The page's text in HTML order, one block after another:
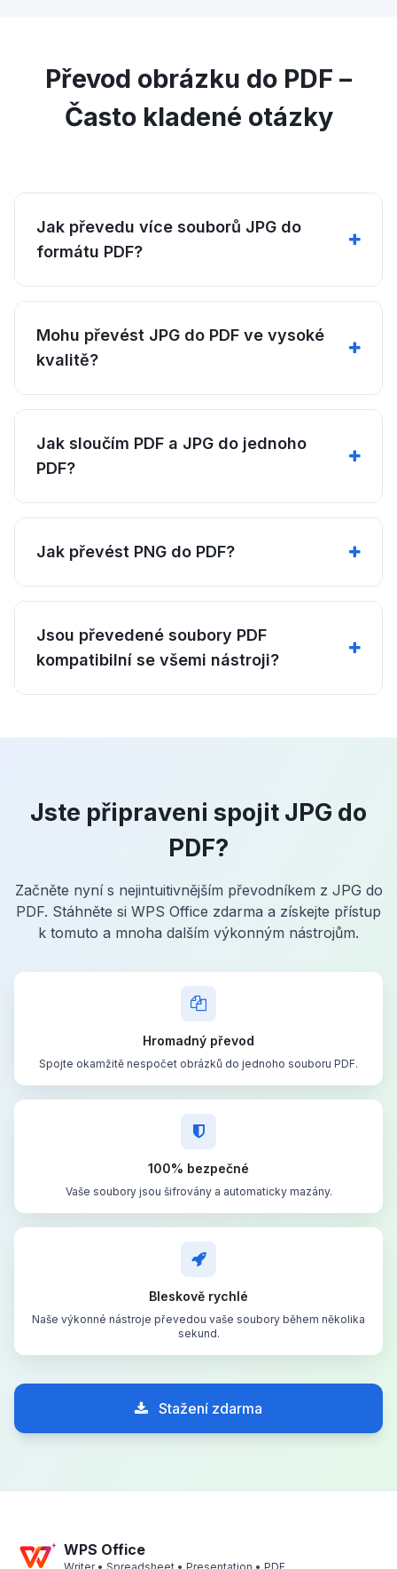
Převod obrázku do PDF –
Často kladené otázky
Jak převedu více souborů JPG do
formátu PDF?
Mohu převést JPG do PDF ve vysoké
kvalitě?
Jak sloučím PDF a JPG do jednoho
PDF?
Jak převést PNG do PDF?
Jsou převedené soubory PDF
kompatibilní se všemi nástroji?
Jste připraveni spojit JPG do
PDF?
Začněte nyní s nejintuitivnějším převodníkem z JPG do
PDF. Stáhněte si WPS Office zdarma a získejte přístup
k tomuto a mnoha dalším výkonným nástrojům.
Hromadný převod
Spojte okamžitě nespočet obrázků do jednoho souboru PDF.
100% bezpečné
Vaše soubory jsou šifrovány a automaticky mazány.
Bleskově rychlé
Naše výkonné nástroje převedou vaše soubory během několika
sekund.
Stažení zdarma
WPS Office